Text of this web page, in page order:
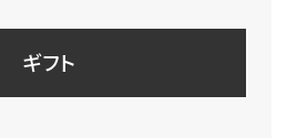
ギフト